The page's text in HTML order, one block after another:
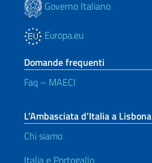
Governo Italiano
Europa.eu
Domande frequenti
Faq – MAECI
L’Ambasciata d’Italia a Lisbona
Chi siamo
Italia e Portogallo